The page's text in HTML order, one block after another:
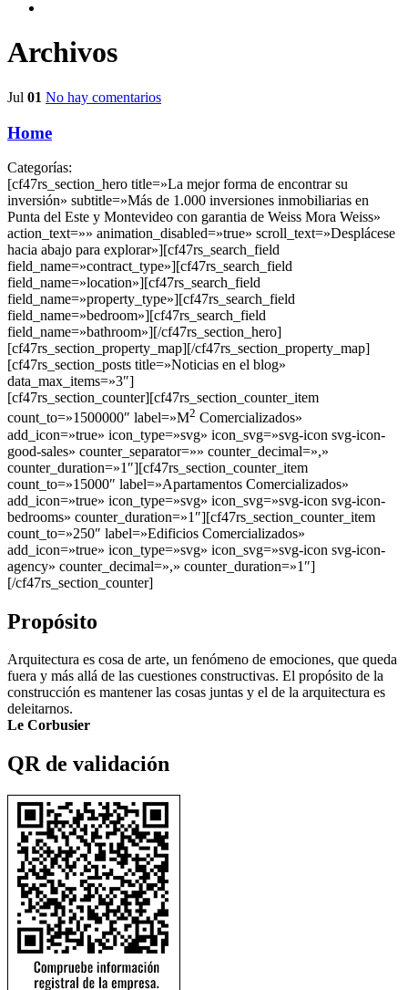
Archivos
Jul 01 No hay comentarios
Home
Categorías:
[cf47rs_section_hero title=»La mejor forma de encontrar su
inversión» subtitle=»Más de 1.000 inversiones inmobiliarias en
Punta del Este y Montevideo con garantia de Weiss Mora Weiss»
action_text=»» animation_disabled=»true» scroll_text=»Desplácese
hacia abajo para explorar»][cf47rs_search_field
field_name=»contract_type»][cf47rs_search_field
field_name=»location»][cf47rs_search_field
field_name=»property_type»][cf47rs_search_field
field_name=»bedroom»][cf47rs_search_field
field_name=»bathroom»][/cf47rs_section_hero]
[cf47rs_section_property_map][/cf47rs_section_property_map]
[cf47rs_section_posts title=»Noticias en el blog»
data_max_items=»3″]
[cf47rs_section_counter][cf47rs_section_counter_item
count_to=»1500000″ label=»M2 Comercializados»
add_icon=»true» icon_type=»svg» icon_svg=»svg-icon svg-icon-
good-sales» counter_separator=»» counter_decimal=»,»
counter_duration=»1″][cf47rs_section_counter_item
count_to=»15000″ label=»Apartamentos Comercializados»
add_icon=»true» icon_type=»svg» icon_svg=»svg-icon svg-icon-
bedrooms» counter_duration=»1″][cf47rs_section_counter_item
count_to=»250″ label=»Edificios Comercializados»
add_icon=»true» icon_type=»svg» icon_svg=»svg-icon svg-icon-
agency» counter_decimal=»,» counter_duration=»1″]
[/cf47rs_section_counter]
Propósito
Arquitectura es cosa de arte, un fenómeno de emociones, que queda
fuera y más allá de las cuestiones constructivas. El propósito de la
construcción es mantener las cosas juntas y el de la arquitectura es
deleitarnos.
Le Corbusier
QR de validación